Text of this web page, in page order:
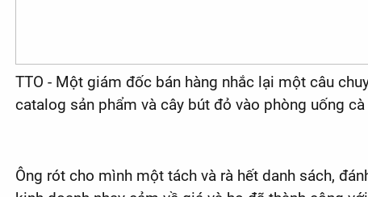
TTO - Một giám đốc bán hàng nhắc lại một câu
catalog sản phẩm và cây bút đỏ vào phòng uống cà
Ông rót cho mình một tách và rà hết danh sách,